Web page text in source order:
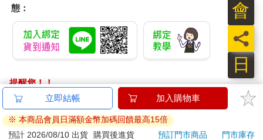
態：
提醒您！！
金石堂及銀行均不會請您操作ATM! 如接獲電話要求您前往
ATM提款機，請不要聽從指示，以免受騙上當！
退換貨須知：
立即結帳 加入購物車
※ 本商品會員日滿額金幣加碼回饋最高15倍
預計 2026/08/10 出貨
購買後進貨 預訂門市商品
門市庫存
日
員
會